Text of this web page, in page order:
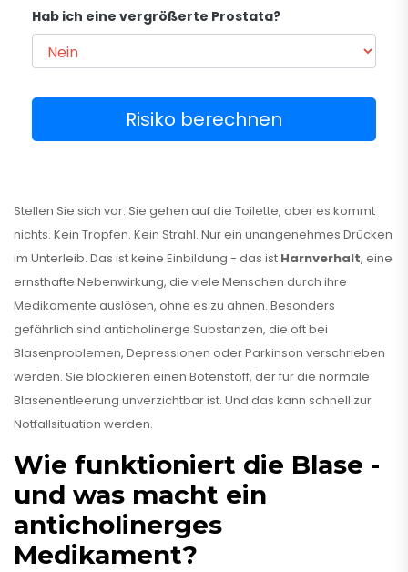
Hab ich eine vergrößerte Prostata?
Risiko berechnen
Stellen Sie sich vor: Sie gehen auf die Toilette, aber es kommt
nichts. Kein Tropfen. Kein Strahl. Nur ein unangenehmes Drücken
im Unterleib. Das ist keine Einbildung - das ist Harnverhalt, eine
ernsthafte Nebenwirkung, die viele Menschen durch ihre
Medikamente auslösen, ohne es zu ahnen. Besonders
gefährlich sind anticholinerge Substanzen, die oft bei
Blasenproblemen, Depressionen oder Parkinson verschrieben
werden. Sie blockieren einen Botenstoff, der für die normale
Blasenentleerung unverzichtbar ist. Und das kann schnell zur
Notfallsituation werden.
Wie funktioniert die Blase -
und was macht ein
anticholinerges
Medikament?